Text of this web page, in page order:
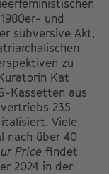
und
subversive Akt,
zu
Kat
Kassetten aus
235
Viele
nach über 40
Price findet
2024 in der